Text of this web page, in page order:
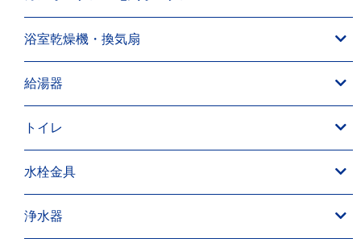
浴室乾燥機・換気扇
給湯器
トイレ
水栓金具
浄水器